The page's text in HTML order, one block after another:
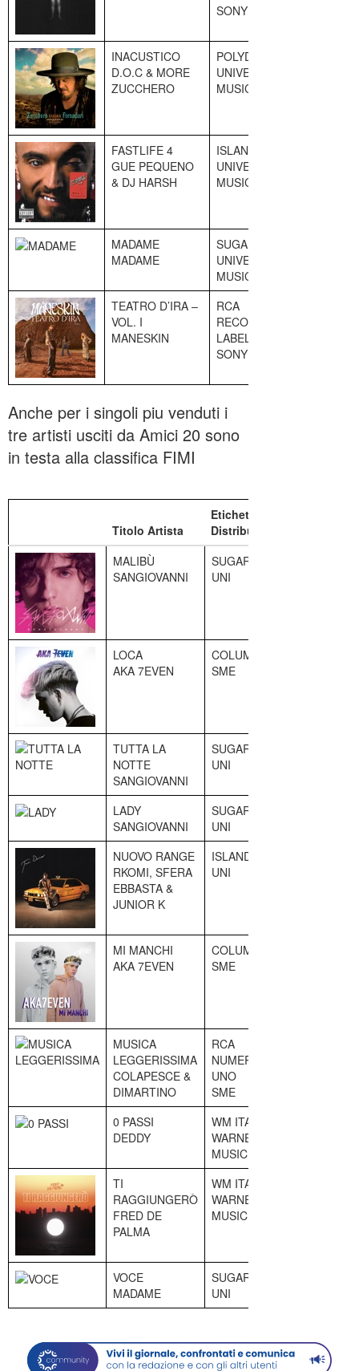
SONY
INACUSTICO
D.O.C & MORE
ZUCCHERO
POLYDOR
UNIVERSAL
MUSIC
FASTLIFE 4
GUE PEQUENO
& DJ HARSH
ISLAND
UNIVERSAL
MUSIC
MADAME
MADAME
SUGAR
UNIVERSAL
MUSIC
TEATRO D’IRA –
VOL. I
MANESKIN
RCA
RECORDS
LABEL
SONY
Anche per i singoli piu venduti i
tre artisti usciti da Amici 20 sono
in testa alla classifica FIMI
Titolo Artista
Etichetta /
Distributore
MALIBÙ
SANGIOVANNI
SUGAR
UNI
LOCA
AKA 7EVEN
COLUMBIA
SME
TUTTA LA
NOTTE
SANGIOVANNI
SUGAR
UNI
LADY
SANGIOVANNI
SUGAR
UNI
NUOVO RANGE
RKOMI, SFERA
EBBASTA &
JUNIOR K
ISLAND
UNI
MI MANCHI
AKA 7EVEN
COLUMBIA
SME
MUSICA
LEGGERISSIMA
COLAPESCE &
DIMARTINO
RCA
NUMERO
UNO
SME
0 PASSI
DEDDY
WM ITALY
WARNER
MUSIC
TI
RAGGIUNGERÒ
FRED DE
PALMA
WM ITALY
WARNER
MUSIC
VOCE
MADAME
SUGAR
UNI